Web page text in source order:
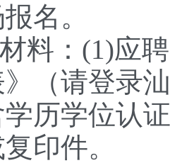
名。
：(1)应聘
（请登录
历学位认
印件。